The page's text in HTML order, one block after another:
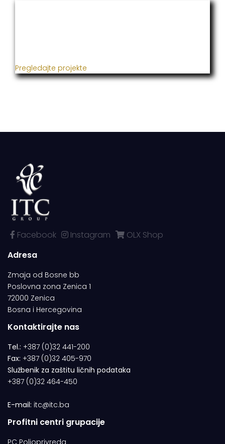
Pregledajte projekte
Facebook Instagram
OLX Shop
Adresa
Zmaja od Bosne bb
Poslovna zona Zenica 1
72000 Zenica
Bosna i Hercegovina
Kontaktirajte nas
Tel.: +387 (0)32 441-200
Fax: +387 (0)32 405-970
Službenik za zaštitu ličnih podataka
+387 (0)32 464-450
E-mail: itc@itc.ba
Profitni centri grupacije
PC Poljoprivreda